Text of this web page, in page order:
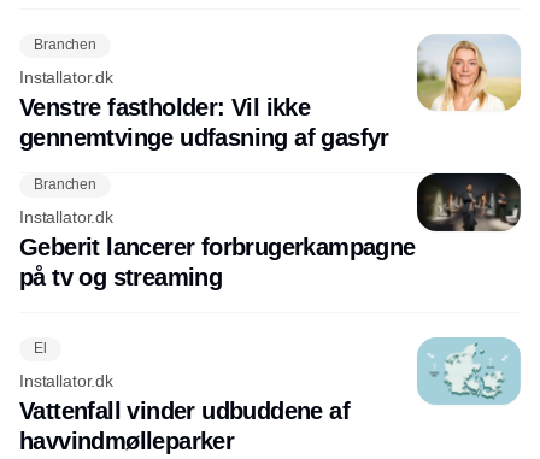
Branchen
Installator.dk
Venstre fastholder: Vil ikke
gennemtvinge udfasning af gasfyr
Branchen
Installator.dk
Geberit lancerer forbrugerkampagne
på tv og streaming
El
Installator.dk
Vattenfall vinder udbuddene af
havvindmølleparker